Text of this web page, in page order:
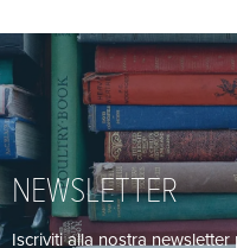
NEWSLETTER
Iscriviti alla nostra